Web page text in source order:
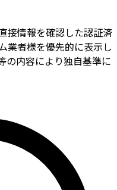
接情報を確認した認証済
業者様を優先的に表示し
の内容により独自基準に